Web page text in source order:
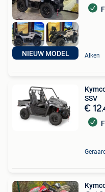
NIEUW MODEL Alken
SSV
€